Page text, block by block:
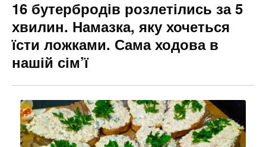
16 бутербродів розлетілись за 5
хвилин. Намазка, яку хочеться
їсти ложками. Сама ходова в
нашій сім’ї